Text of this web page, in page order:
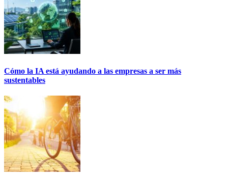
Cómo la IA está ayudando a las empresas a ser más
sustentables